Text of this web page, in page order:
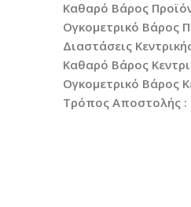
Καθαρό Βάρος
Ογκομετρικό Βάρος
Διαστάσεις
Καθαρό Βάρος
Ογκομετρικό Βάρος
Τρόπος Αποστολής :